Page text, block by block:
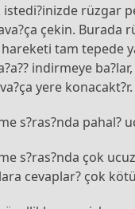
rüzgar
çekin. Burada
tam tepede
indirmeye
yere konacakt?r.
s?ras?nda pahal?
s?ras?nda çok
cevaplar? çok